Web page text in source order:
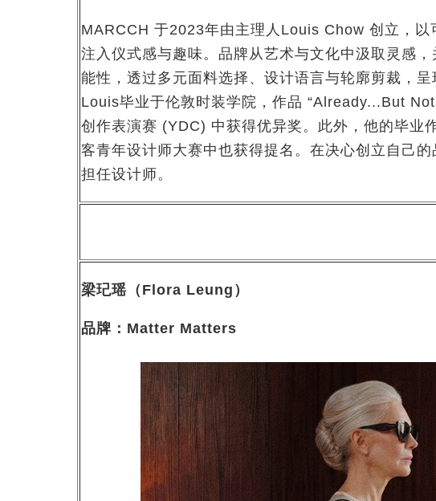
MARCCH 于2023年由主理人Louis Chow 创立，以
注入仪式感与趣味。品牌从艺术与文化中汲取灵感
能性，透过多元面料选择、设计语言与轮廓剪裁，呈
Louis毕业于伦敦时装学院，作品 “Already...But
创作表演赛 (YDC) 中获得优异奖。此外，他的毕业
客青年设计师大赛中也获得提名。在决心创立自己
担任设计师。
梁玘瑶（ Flora Leung ）
品牌： Matter Matters